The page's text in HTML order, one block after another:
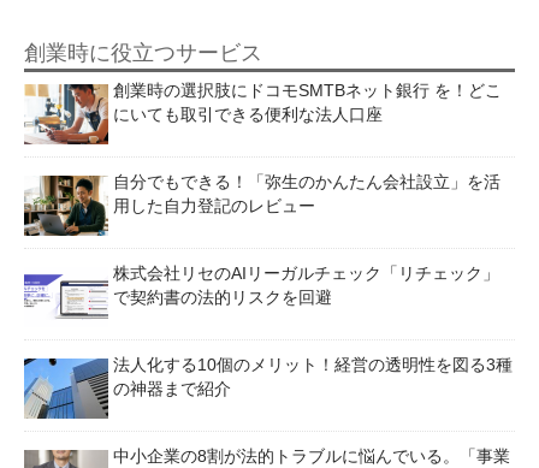
創業時に役立つサービス
創業時の選択肢にドコモSMTBネット銀行 を！どこ
にいても取引できる便利な法人口座
自分でもできる！「弥生のかんたん会社設立」を活
用した自力登記のレビュー
株式会社リセのAIリーガルチェック「リチェック」
で契約書の法的リスクを回避
法人化する10個のメリット！経営の透明性を図る3種
の神器まで紹介
中小企業の8割が法的トラブルに悩んでいる。「事業